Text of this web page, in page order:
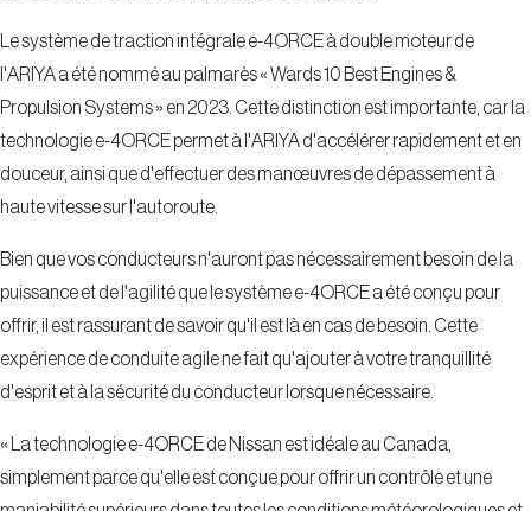
Le système de traction intégrale e-4ORCE à double moteur de
l'ARIYA a été nommé au palmarès « Wards 10 Best Engines &
Propulsion Systems » en 2023. Cette distinction est importante, car la
technologie e-4ORCE permet à l'ARIYA d'accélérer rapidement et en
douceur, ainsi que d'effectuer des manœuvres de dépassement à
haute vitesse sur l'autoroute.
Bien que vos conducteurs n'auront pas nécessairement besoin de la
puissance et de l'agilité que le système e-4ORCE a été conçu pour
offrir, il est rassurant de savoir qu'il est là en cas de besoin. Cette
expérience de conduite agile ne fait qu'ajouter à votre tranquillité
d'esprit et à la sécurité du conducteur lorsque nécessaire.
« La technologie e-4ORCE de Nissan est idéale au Canada,
simplement parce qu'elle est conçue pour offrir un contrôle et une
maniabilité supérieurs dans toutes les conditions météorologiques et